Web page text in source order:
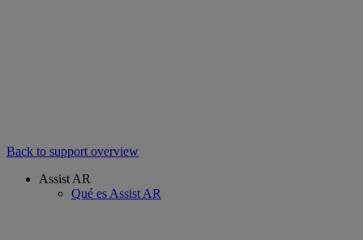
Back to support overview
Assist AR
Qué es Assist AR